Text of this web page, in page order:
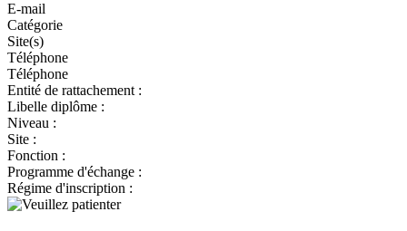
E-mail
Catégorie
Site(s)
Téléphone
Téléphone
Entité de rattachement :
Libelle diplôme :
Niveau :
Site :
Fonction :
Programme d'échange :
Régime d'inscription :